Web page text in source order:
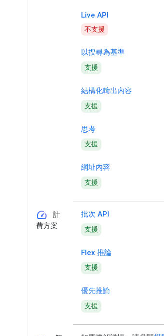
Live API
不支援
以搜尋為基準
支援
結構化輸出內容
支援
思考
支援
網址內容
支援
speed
計
費方案
批次 API
支援
Flex 推論
支援
優先推論
支援